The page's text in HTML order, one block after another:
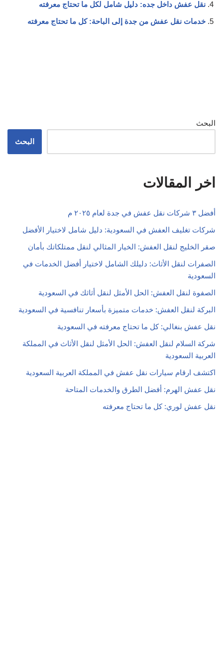
نقل عفش داخل جده: دليل شامل لكل ما تحتاج معرفته
خدمات نقل عفش من جدة إلى الباحة: كل ما تحتاج معرفته
البحث
البحث
اخر المقالات
أفضل ٣ شركات نقل عفش في جدة لعام ٢٠٢٥ م
شركات تغليف العفش في السعودية: دليل شامل لاختيار الأفضل
صقر الخليج لنقل العفش: الخيار المثالي لنقل ممتلكاتك بأمان
الصفرات لنقل الأثاث: دليلك الشامل لاختيار أفضل الخدمات في
السعودية
الصفوة لنقل العفش: الحل الأمثل لنقل أثاثك في السعودية
البركة لنقل العفش: خدمات متميزة بأسعار تنافسية في السعودية
نقل عفش بنغالي: كل ما تحتاج معرفته في السعودية
شركة السلام لنقل العفش: الحل الأمثل لنقل الأثاث في المملكة
العربية السعودية
اكتشف ارقام سيارات نقل عفش في المملكة العربية السعودية
نقل عفش الهرم: أفضل الطرق والخدمات المتاحة
نقل عفش لوري: كل ما تحتاج معرفته